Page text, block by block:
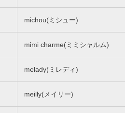
michou(ミシュー)
mimi charme(ミミシャルム)
melady(ミレディ)
meilly(メイリー)